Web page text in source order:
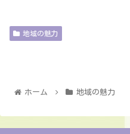
地域の魅力
ホーム 地域の魅力